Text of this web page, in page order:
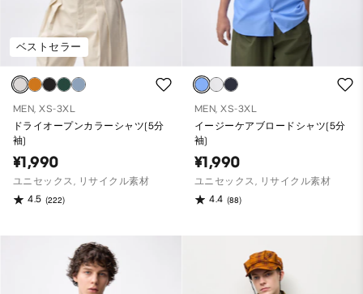
ベストセラー
MEN, XS-3XL
ドライオープンカラーシャツ(5分
袖)
¥1,990
ユニセックス, リサイクル素材
4.5 (222)
MEN, XS-3XL
イージーケアブロードシャツ(5分
袖)
¥1,990
ユニセックス, リサイクル素材
4.4 (88)